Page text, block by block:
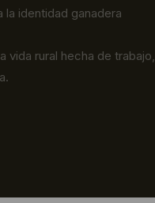
identidad ganadera
vida rural hecha de trabajo,